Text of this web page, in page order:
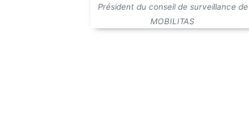
Président du conseil de surveillance de
MOBILITAS